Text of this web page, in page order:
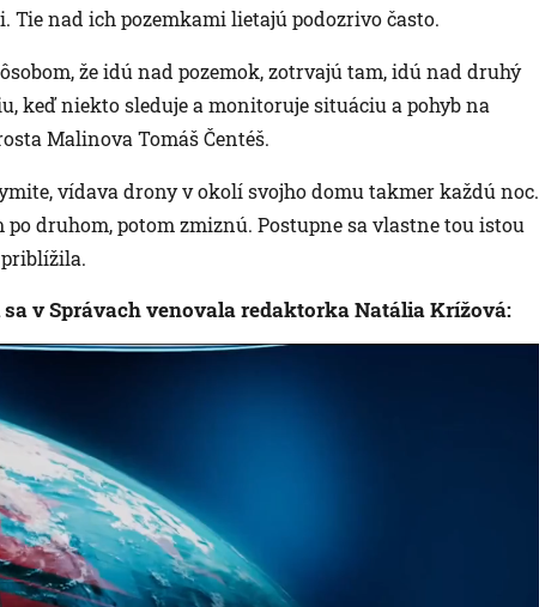
Tie nad ich pozemkami lietajú podozrivo často.
že idú nad pozemok, zotrvajú tam, idú nad druhý
keď niekto sleduje a monitoruje situáciu a pohyb na
Malinova Tomáš Čentéš.
vídava drony v okolí svojho domu takmer každú noc.
po druhom, potom zmiznú. Postupne sa vlastne tou istou
priblížila.
v Správach venovala redaktorka Natália Krížová: